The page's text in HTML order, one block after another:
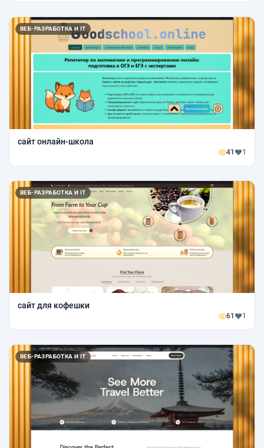
ВЕБ-РАЗРАБОТКА И IT
сайт онлайн-школа
41 1
ВЕБ-РАЗРАБОТКА И IT
сайт для кофешки
61 1
ВЕБ-РАЗРАБОТКА И IT